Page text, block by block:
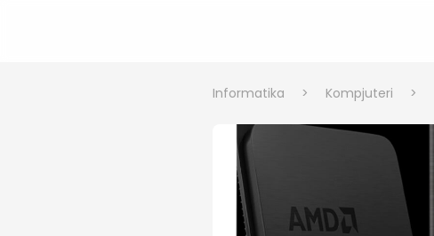
Informatika > Kompjuteri >